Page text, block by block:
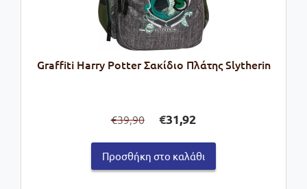
Graffiti Harry Potter Σακίδιο Πλάτης Slytherin
€39,90
price
was:
€39,90.
€31,92τρέχουσα
τιμή
είναι:
€31,92.
Προσθήκη στο καλάθι